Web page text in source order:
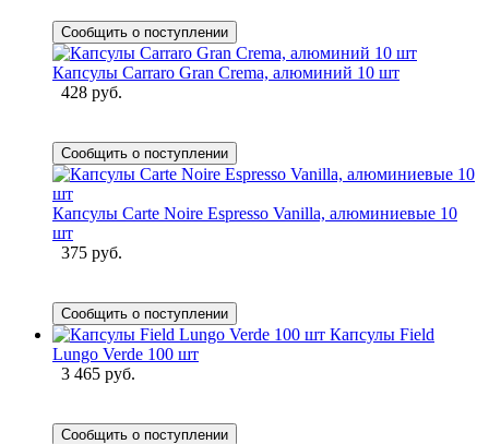
Сообщить о поступлении
Капсулы Carraro Gran Crema, алюминий 10 шт
428 руб.
Сообщить о поступлении
Капсулы Carte Noire Espresso Vanilla, алюминиевые 10
шт
375 руб.
Сообщить о поступлении
Капсулы Field
Lungo Verde 100 шт
3 465 руб.
Сообщить о поступлении